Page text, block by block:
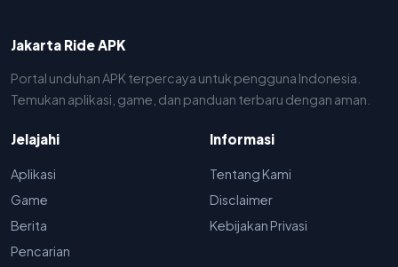
Jakarta Ride APK
Portal unduhan APK terpercaya untuk pengguna Indonesia.
Temukan aplikasi, game, dan panduan terbaru dengan aman.
Jelajahi
Aplikasi
Game
Berita
Pencarian
Informasi
Tentang Kami
Disclaimer
Kebijakan Privasi